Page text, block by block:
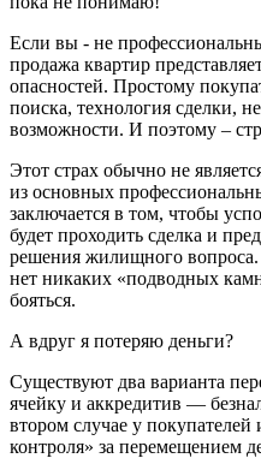
Если вы - не
продажа квартир
опасностей. Простому
поиска, технология сделки,
возможности. И поэтому –
Этот страх обычно не
из основных
заключается в том, чтобы
будет проходить сделка и
решения жилищного вопроса.
нет никаких «подводных
бояться.
А вдруг я потеряю деньги?
Существуют два варианта
ячейку и аккредитив —
втором случае у покупателей
контроля» за перемещением